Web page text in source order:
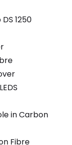
1250
in Carbon
Fibre